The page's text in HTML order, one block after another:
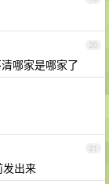
20
哪家是哪家了
21
出来